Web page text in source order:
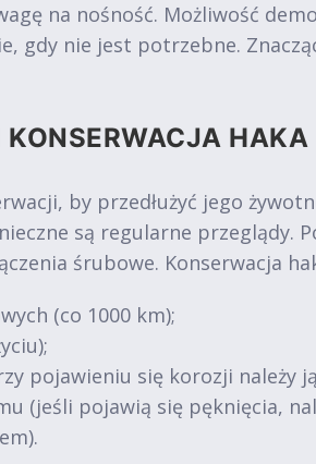
na nośność. Możliwość
gdy nie jest potrzebne.
by przedłużyć jego
są regularne przeglądy.
śrubowe. Konserwacja
(co 1000 km);
pojawieniu się korozji należy
(jeśli pojawią się pęknięcia,